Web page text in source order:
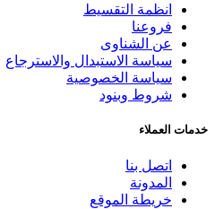
انظمة التقسيط
فروعنا
عن الشناوى
سياسة الاستبدال والاسترجاع
سياسة الخصوصية
شروط وبنود
خدمات العملاء
اتصل بنا
المدونة
خريطة الموقع